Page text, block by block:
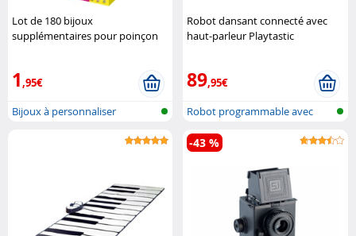
Lot de 180 bijoux
supplémentaires pour poinçon
1,95€
Bijoux à personnaliser
Robot dansant connecté avec
haut-parleur Playtastic
89,95€
Robot programmable avec
haut-parleu..
-43 %